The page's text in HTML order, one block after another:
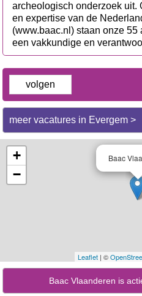
archeologisch onderzoek uit.
en expertise van de
(www.baac.nl) staan onze
een vakkundige en
volgen
meer vacatures in Evergem >
Baac
+
−
Leaflet | ©
Baac Vlaanderen is